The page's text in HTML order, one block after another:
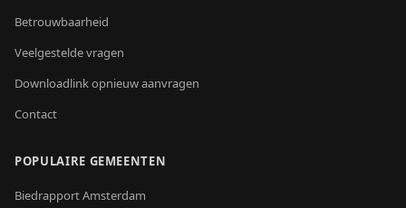
Betrouwbaarheid
Veelgestelde vragen
Downloadlink opnieuw aanvragen
Contact
POPULAIRE GEMEENTEN
BiedrapportAmsterdam